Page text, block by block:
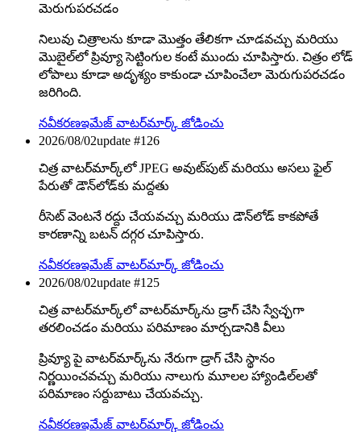
మెరుగుపరచడం
నిలువు చిత్రాలను కూడా మొత్తం తేలికగా చూడవచ్చు మరియు
మొబైల్‌లో ప్రివ్యూ సెట్టింగుల కంటే ముందు చూపిస్తారు. చిత్రం లోడ్
లోపాలు కూడా అదృశ్యం కాకుండా చూపించేలా మెరుగుపరచడం
జరిగింది.
నవీకరణఇమేజ్ వాటర్‌మార్క్ జోడించు
2026/08/02update #126
చిత్ర వాటర్‌మార్క్‌లో JPEG అవుట్‌పుట్ మరియు అసలు ఫైల్
పేరుతో డౌన్‌లోడ్‌కు మద్దతు
రీసెట్ వెంటనే రద్దు చేయవచ్చు మరియు డౌన్‌లోడ్ కాకపోతే
కారణాన్ని బటన్ దగ్గర చూపిస్తారు.
నవీకరణఇమేజ్ వాటర్‌మార్క్ జోడించు
2026/08/02update #125
చిత్ర వాటర్‌మార్క్‌లో వాటర్‌మార్క్‌ను డ్రాగ్ చేసి స్వేచ్ఛగా
తరలించడం మరియు పరిమాణం మార్చడానికి వీలు
ప్రివ్యూ పై వాటర్‌మార్క్‌ను నేరుగా డ్రాగ్ చేసి స్థానం
నిర్ణయించవచ్చు మరియు నాలుగు మూలల హ్యాండిల్‌లతో
పరిమాణం సర్దుబాటు చేయవచ్చు.
నవీకరణఇమేజ్ వాటర్‌మార్క్ జోడించు